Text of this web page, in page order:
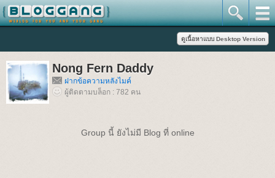
Nong Fern Daddy
ฝากข้อความหลังไมค์
ผู้ติดตามบล็อก : 782 คน
Group นี้ ยังไม่มี Blog ที่ online